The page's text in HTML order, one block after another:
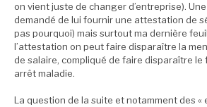
on vient juste de changer d’entreprise).
demandé de lui fournir une attestation de
pas pourquoi) mais surtout ma dernière
l’attestation on peut faire disparaître la
de salaire, compliqué de faire disparaître le
arrêt maladie.
La question de la suite et notamment des «